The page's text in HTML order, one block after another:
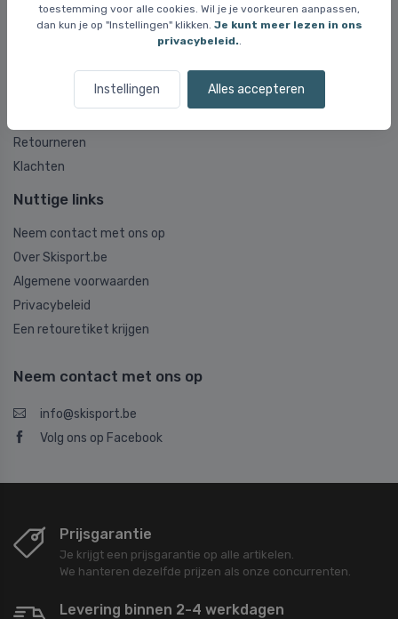
toestemming voor alle cookies. Wil je je voorkeuren aanpassen,
dan kun je op "Instellingen" klikken. Je kunt meer lezen in ons
privacybeleid.
Instellingen Alles accepteren
Veelgestelde vragen
Veelgestelde vragen
Levering en verzending
Retourneren
Klachten
Nuttige links
Neem contact met ons op
Over Skisport.be
Algemene voorwaarden
Privacybeleid
Een retouretiket krijgen
Neem contact met ons op
info@skisport.be
Volg ons op Facebook
Prijsgarantie
Je krijgt een prijsgarantie op alle artikelen.
We hanteren dezelfde prijzen als onze concurrenten.
Levering binnen 2-4 werkdagen